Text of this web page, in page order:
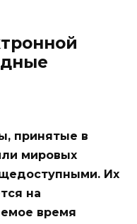
принятые в
мировых
Их
на
время